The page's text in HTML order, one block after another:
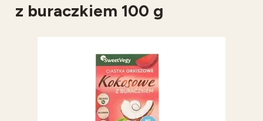
z buraczkiem 100 g